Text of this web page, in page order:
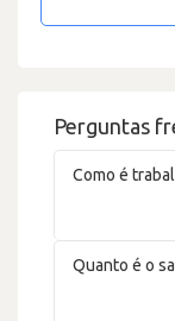
Perguntas
Como é
Quanto é o